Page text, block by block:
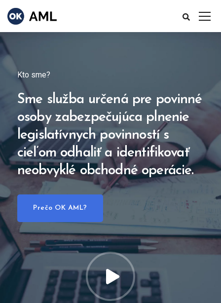
Kto sme?
Sme služba určená pre povinné
osoby zabezpečujúca plnenie
legislatívnych povinností s
cieľom odhaliť a identifikovať
neobvyklé obchodné operácie.
Prečo OK AML?